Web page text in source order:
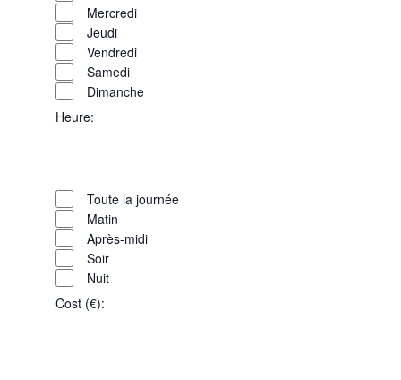
filtresMercredi
Jeudi
Vendredi
Samedi
Dimanche
Heure:
les
filtres
Fermer
les
filtres
HeureToute la journée
Matin
Après-midi
Soir
Nuit
Cost (€):